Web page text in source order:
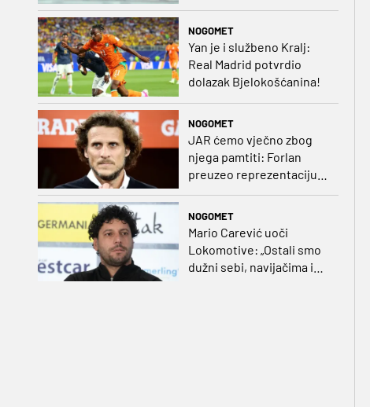
NOGOMET
Yan je i službeno Kralj:
Real Madrid potvrdio
dolazak Bjelokošćanina!
NOGOMET
JAR ćemo vječno zbog
njega pamtiti: Forlan
preuzeo reprezentaciju
Urugvaja!
NOGOMET
Mario Carević uoči
Lokomotive: „Ostali smo
dužni sebi, navijačima i